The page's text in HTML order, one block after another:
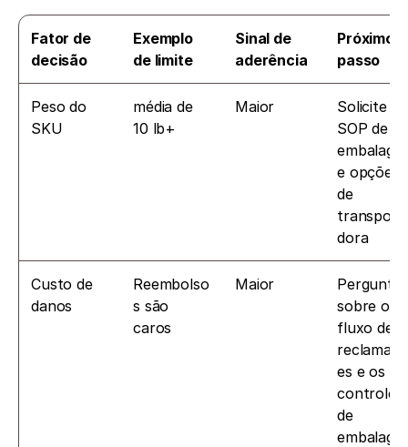
Fator de
decisão
Exemplo
de limite
Sinal de
aderência
Próximo
passo
Peso do
SKU
média de
10 lb+
Maior
Solicite o
SOP de
e opções
de
dora
Custo de
danos
Reembolso
s são
caros
Maior
Pergunte
sobre o
fluxo de
reclamaçõ
es e os
controles
de